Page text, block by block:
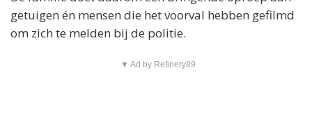
getuigen én mensen die het voorval hebben gefilmd
om zich te melden bij de politie.
▼ Ad by Refinery89